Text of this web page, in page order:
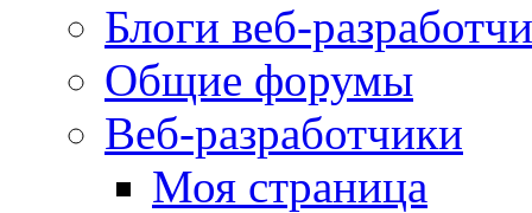
Блоги веб-
Общие форумы
Веб-разработчики
Моя страница